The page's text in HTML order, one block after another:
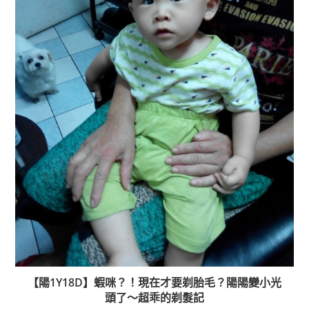
【陽1Y18D】蝦咪？！現在才要剃胎毛？陽陽變小光
頭了～超乖的剃髮記